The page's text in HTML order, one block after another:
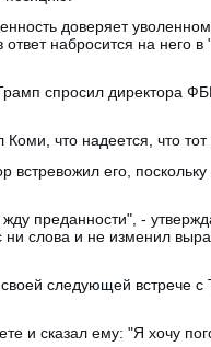
доверяет
набросится на него
спросил директора
что надеется, что тот
его,
преданности", -
ни слова и не изменил
следующей встрече
и сказал ему: "Я хочу